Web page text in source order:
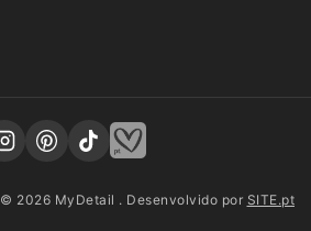
© 2026 MyDetail . Desenvolvido por SITE.pt